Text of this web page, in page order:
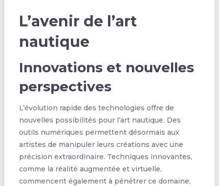
L’avenir de l’art
nautique
Innovations et nouvelles
perspectives
L’évolution rapide des technologies offre de
nouvelles possibilités pour l’art nautique. Des
outils numériques permettent désormais aux
artistes de manipuler leurs créations avec une
précision extraordinaire. Techniques innovantes,
comme la réalité augmentée et virtuelle,
commencent également à pénétrer ce domaine,